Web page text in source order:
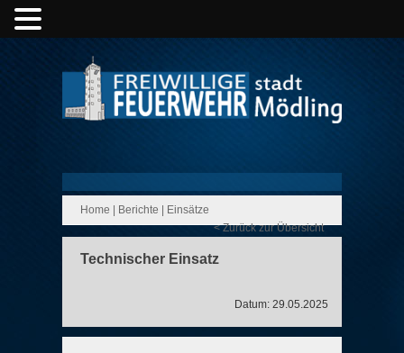
Home Berichte
Einsätze
< Zurück zur Übersicht
Technischer Einsatz
Datum: 29.05.2025